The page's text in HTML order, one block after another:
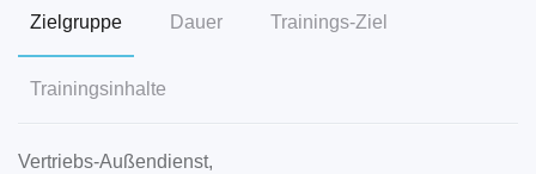
Zielgruppe Dauer Trainings-Ziel
Trainingsinhalte
Vertriebs-Außendienst,